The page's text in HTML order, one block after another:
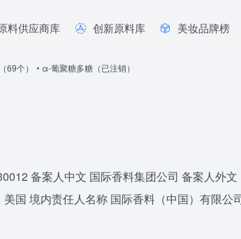
料供应商库 创新原料库 美妆品牌榜
69个） • α-葡聚糖多糖（已注销）
备案人中文 国际香料集团公司 备案人外
国 境内责任人名称 国际香料（中国）有限公